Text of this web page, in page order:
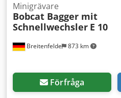
Breitenfelde 873 km
Minigrävare
Bobcat Bagger mit
Schnellwechsler E 10
Förfråga